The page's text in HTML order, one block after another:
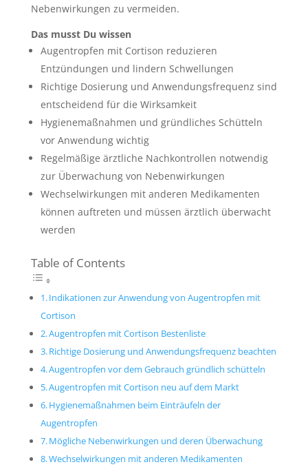
Nebenwirkungen zu vermeiden.
Das musst Du wissen
Augentropfen mit Cortison reduzieren
Entzündungen und lindern Schwellungen
Richtige Dosierung und Anwendungsfrequenz sind
entscheidend für die Wirksamkeit
Hygienemaßnahmen und gründliches Schütteln
vor Anwendung wichtig
Regelmäßige ärztliche Nachkontrollen notwendig
zur Überwachung von Nebenwirkungen
Wechselwirkungen mit anderen Medikamenten
können auftreten und müssen ärztlich überwacht
werden
Table of Contents
Indikationen zur Anwendung von Augentropfen mit
Cortison
Augentropfen mit Cortison Bestenliste
Richtige Dosierung und Anwendungsfrequenz beachten
Augentropfen vor dem Gebrauch gründlich schütteln
Augentropfen mit Cortison neu auf dem Markt
Hygienemaßnahmen beim Einträufeln der
Augentropfen
Mögliche Nebenwirkungen und deren Überwachung
Wechselwirkungen mit anderen Medikamenten